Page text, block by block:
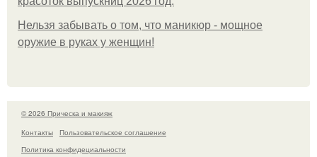
Нельзя забывать о том, что маникюр - мощное
оружие в руках у женщин!
© 2026 Прическа и макияж
Контакты
Пользовательское соглашение
Политика конфидециальности